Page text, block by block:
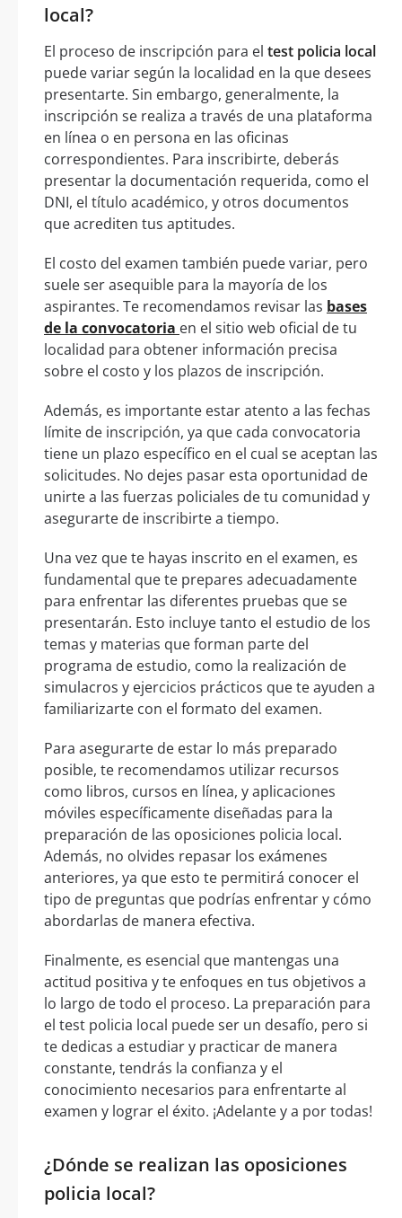
local?
El proceso de inscripción para el test policia local
puede variar según la localidad en la que desees
presentarte. Sin embargo, generalmente, la
inscripción se realiza a través de una plataforma
en línea o en persona en las oficinas
correspondientes. Para inscribirte, deberás
presentar la documentación requerida, como el
DNI, el título académico, y otros documentos
que acrediten tus aptitudes.
El costo del examen también puede variar, pero
suele ser asequible para la mayoría de los
aspirantes. Te recomendamos revisar las bases
de la convocatoria en el sitio web oficial de tu
localidad para obtener información precisa
sobre el costo y los plazos de inscripción.
Además, es importante estar atento a las fechas
límite de inscripción, ya que cada convocatoria
tiene un plazo específico en el cual se aceptan las
solicitudes. No dejes pasar esta oportunidad de
unirte a las fuerzas policiales de tu comunidad y
asegurarte de inscribirte a tiempo.
Una vez que te hayas inscrito en el examen, es
fundamental que te prepares adecuadamente
para enfrentar las diferentes pruebas que se
presentarán. Esto incluye tanto el estudio de los
temas y materias que forman parte del
programa de estudio, como la realización de
simulacros y ejercicios prácticos que te ayuden a
familiarizarte con el formato del examen.
Para asegurarte de estar lo más preparado
posible, te recomendamos utilizar recursos
como libros, cursos en línea, y aplicaciones
móviles específicamente diseñadas para la
preparación de las oposiciones policia local.
Además, no olvides repasar los exámenes
anteriores, ya que esto te permitirá conocer el
tipo de preguntas que podrías enfrentar y cómo
abordarlas de manera efectiva.
Finalmente, es esencial que mantengas una
actitud positiva y te enfoques en tus objetivos a
lo largo de todo el proceso. La preparación para
el test policia local puede ser un desafío, pero si
te dedicas a estudiar y practicar de manera
constante, tendrás la confianza y el
conocimiento necesarios para enfrentarte al
examen y lograr el éxito. ¡Adelante y a por todas!
¿Dónde se realizan las oposiciones
policia local?